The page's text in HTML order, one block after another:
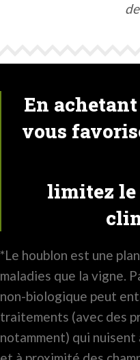
En
vous
limitez le
*Le houblon est une
maladies que la vigne.
non-biologique peut
traitements (avec des
notamment) qui